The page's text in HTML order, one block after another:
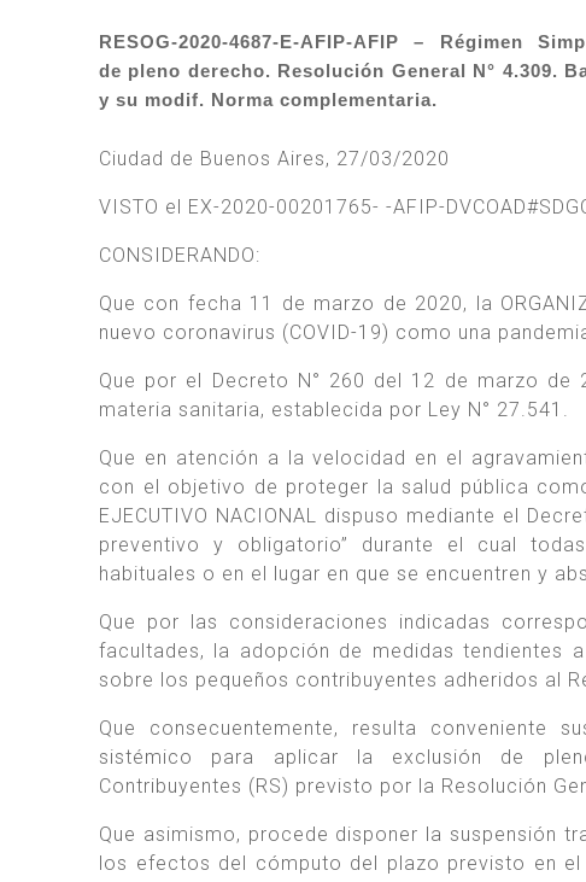
RESOG-2020-4687-E-AFIP-AFIP – Régimen
de pleno derecho. Resolución General N° 4.309.
y su modif. Norma complementaria.
Ciudad de Buenos Aires, 27/03/2020
VISTO el EX-2020-00201765- -AFIP-
CONSIDERANDO:
Que con fecha 11 de marzo de 2020, la
nuevo coronavirus (COVID-19) como una
Que por el Decreto N° 260 del 12 de marzo de
materia sanitaria, establecida por Ley N° 27.541.
Que en atención a la velocidad en el
con el objetivo de proteger la salud pública
EJECUTIVO NACIONAL dispuso mediante el
preventivo y obligatorio” durante el cual
habituales o en el lugar en que se encuentren y
Que por las consideraciones indicadas
facultades, la adopción de medidas tendientes
sobre los pequeños contribuyentes adheridos al
Que consecuentemente, resulta conveniente
sistémico para aplicar la exclusión de
Contribuyentes (RS) previsto por la Resolución
Que asimismo, procede disponer la suspensión
los efectos del cómputo del plazo previsto en